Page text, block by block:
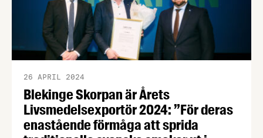
Blekinge Skorpan är Årets
Livsmedelsexportör 2024: ”För deras
enastående förmåga att sprida
26 APRIL 2024